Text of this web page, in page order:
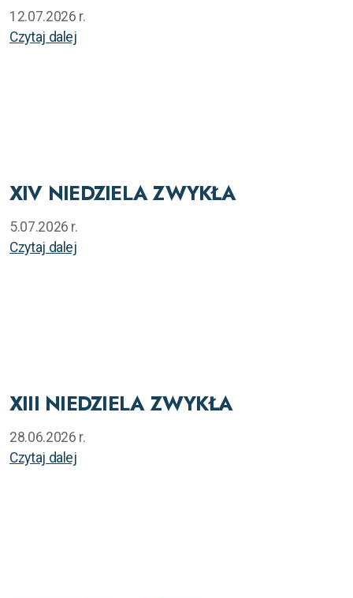
12.07.2026 r.
Czytaj dalej
XIV NIEDZIELA ZWYKŁA
5.07.2026 r.
Czytaj dalej
XIII NIEDZIELA ZWYKŁA
28.06.2026 r.
Czytaj dalej